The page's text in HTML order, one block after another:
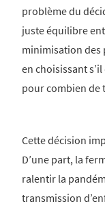
problème du
juste équilibre
minimisation des
en choisissant
pour combien de
Cette décision
D’une part, la
ralentir la
transmission